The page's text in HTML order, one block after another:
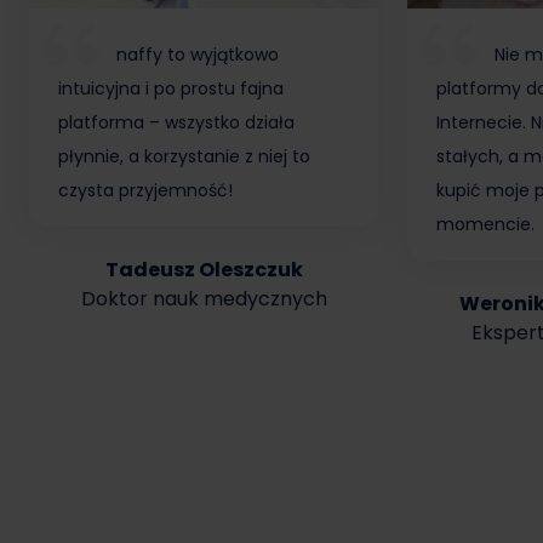
naffy to wyjątkowo
intuicyjna i po prostu fajna
platforma – wszystko działa
płynnie, a korzystanie z niej to
czysta przyjemność!
Tadeusz Oleszczuk
Doktor nauk medycznych
Nie
platformy
Internecie.
stałych, a
kupić moje
momencie.